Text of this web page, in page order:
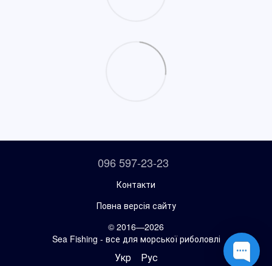
096 597-23-23
Контакти
Повна версія сайту
© 2016—2026
Sea Fishing - все для морської риболовлі
Укр Рус